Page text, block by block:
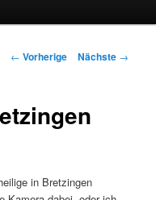
Artikelnavigation
← Vorherige Nächste →
in Bretzingen